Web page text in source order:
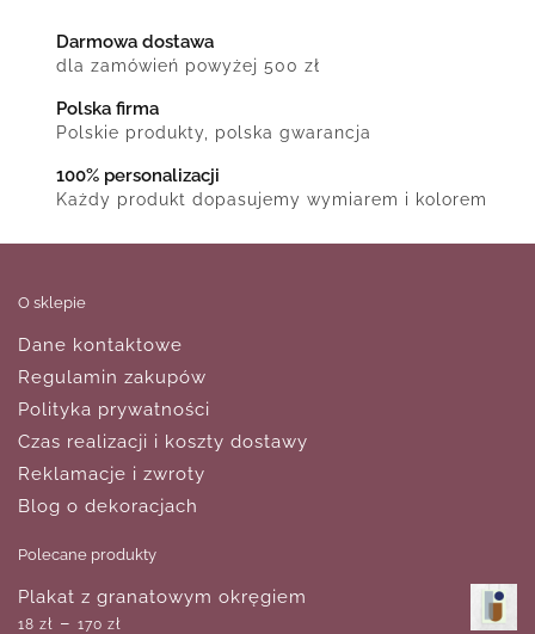
Darmowa dostawa
dla zamówień powyżej 500 zł
Polska firma
Polskie produkty, polska gwarancja
100% personalizacji
Każdy produkt dopasujemy wymiarem i kolorem
O sklepie
Dane kontaktowe
Regulamin zakupów
Polityka prywatności
Czas realizacji i koszty dostawy
Reklamacje i zwroty
Blog o dekoracjach
Polecane produkty
Plakat z granatowym okręgiem
18 zł – 170 zł